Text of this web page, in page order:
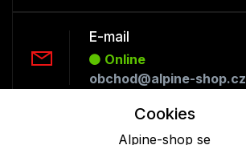
E-mail
Online
obchod@alpine-shop.cz
Cookies
Alpine-shop se